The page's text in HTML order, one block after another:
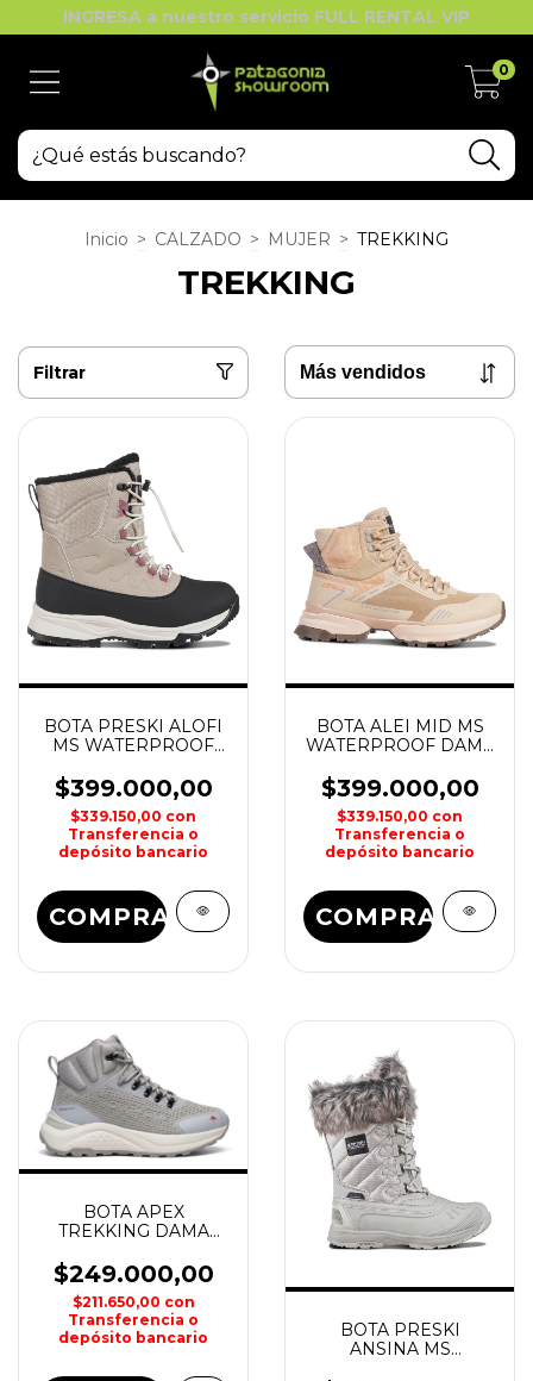
INGRESA a nuestro servicio FULL RENTAL VIP
0
Inicio > CALZADO > MUJER > TREKKING
TREKKING
Filtrar
BOTA PRESKI ALOFI
MS WATERPROOF
$399.000,00
$339.150,00 con
Transferencia o
depósito bancario
COMPRAR
BOTA ALEI MID MS
WATERPROOF DAMA
$399.000,00
$339.150,00 con
Transferencia o
depósito bancario
COMPRAR
BOTA APEX
TREKKING DAMA
$249.000,00
$211.650,00 con
Transferencia o
depósito bancario
BOTA PRESKI
ANSINA MS